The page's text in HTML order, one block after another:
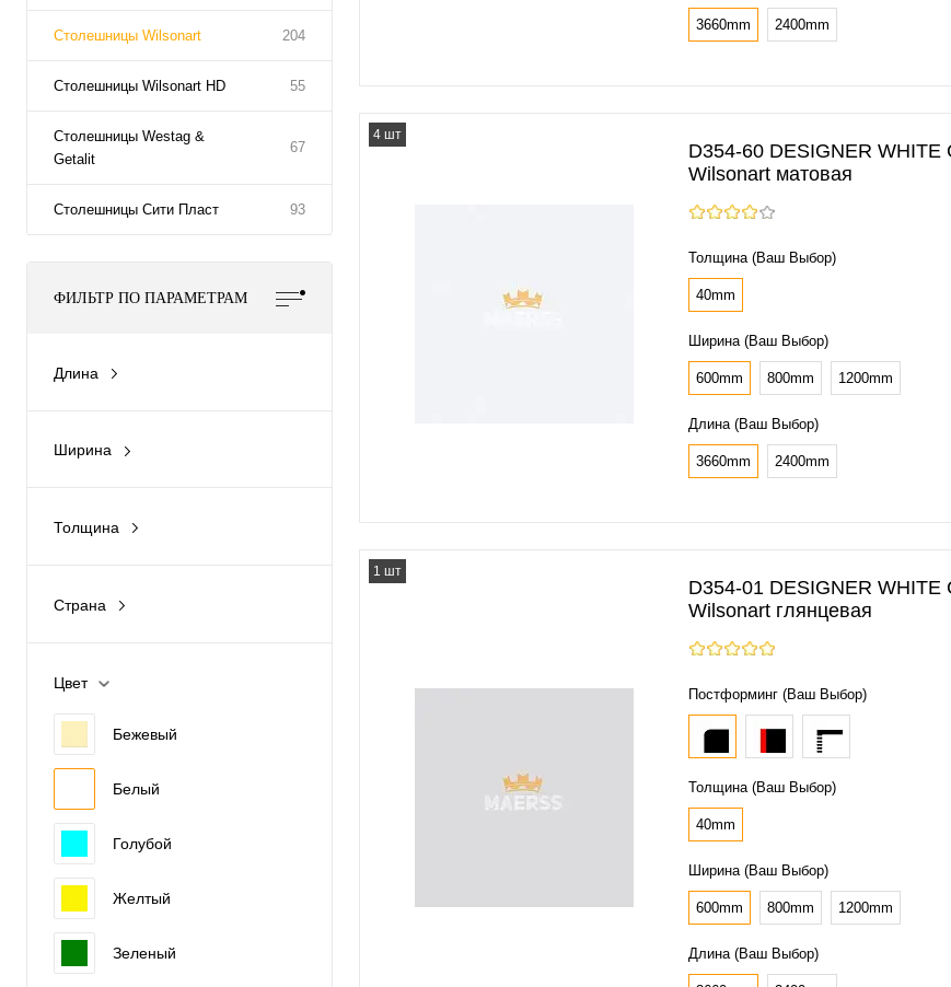
Столешницы Wilsonart 204
Столешницы Wilsonart HD 55
Столешницы Westag &
Getalit
67
Столешницы Сити Пласт 93
ФИЛЬТР ПО ПАРАМЕТРАМ
Длина
Ширина
Толщина
Страна
Цвет
Бежевый
Белый
Голубой
Желтый
Зеленый
3660mm 2400mm
4 шт
D354-60 DESIGNER
Wilsonart матовая
Толщина (Ваш Выбор)
40mm
Ширина (Ваш Выбор)
600mm 800mm 1200mm
Длина (Ваш Выбор)
3660mm 2400mm
1 шт
D354-01 DESIGNER
Wilsonart глянцевая
Постформинг (Ваш Выбор)
Толщина (Ваш Выбор)
40mm
Ширина (Ваш Выбор)
600mm 800mm 1200mm
Длина (Ваш Выбор)